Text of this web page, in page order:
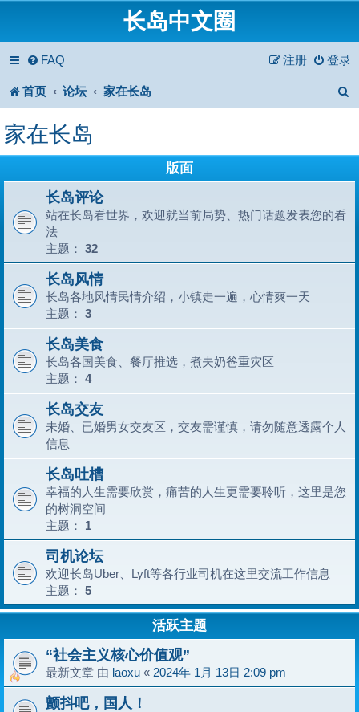
长岛中文圈
FAQ 登录
注册
首页 论坛 家在长岛
家在长岛
版面
长岛评论
站在长岛看世界，欢迎就当前局势、热门话题发表您的看
法
主题： 32
长岛风情
长岛各地风情民情介绍，小镇走一遍，心情爽一天
主题： 3
长岛美食
长岛各国美食、餐厅推选，煮夫奶爸重灾区
主题： 4
长岛交友
未婚、已婚男女交友区，交友需谨慎，请勿随意透露个人
信息
长岛吐槽
幸福的人生需要欣赏，痛苦的人生更需要聆听，这里是您
的树洞空间
主题： 1
司机论坛
欢迎长岛Uber、Lyft等各行业司机在这里交流工作信息
主题： 5
活跃主题
“社会主义核心价值观”
最新文章 由 laoxu « 2024年 1月 13日 2:09 pm
颤抖吧，国人！